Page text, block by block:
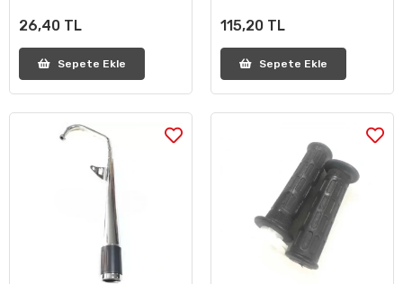
26,40 TL
Sepete Ekle
115,20 TL
Sepete Ekle